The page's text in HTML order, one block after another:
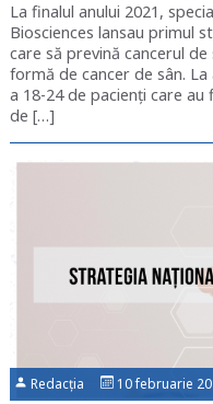
La finalul anului 2021,
Biosciences lansau primul
care să prevină cancerul
formă de cancer de sân.
a 18-24 de pacienți care
de […]
Redacția 10 februarie